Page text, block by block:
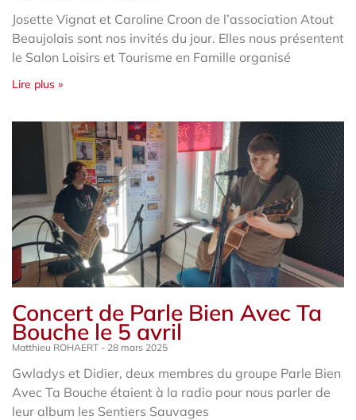
Josette Vignat et Caroline Croon de l’association Atout
Beaujolais sont nos invités du jour. Elles nous présentent
le Salon Loisirs et Tourisme en Famille organisé
Lire plus »
Concert de Parle Bien Avec Ta
Bouche le 5 avril
Matthieu ROHAERT 28 mars 2025
Gwladys et Didier, deux membres du groupe Parle Bien
Avec Ta Bouche étaient à la radio pour nous parler de
leur album les Sentiers Sauvages